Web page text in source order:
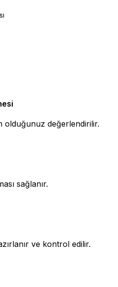
olduğunuz değerlendirilir.
sağlanır.
ve kontrol edilir.